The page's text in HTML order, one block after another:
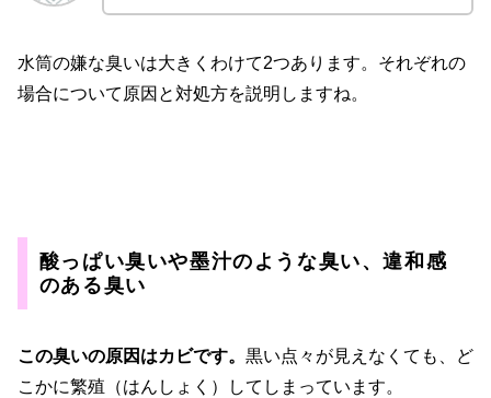
水筒の嫌な臭いは大きくわけて2つあります。それぞれの
場合について原因と対処方を説明しますね。
酸っぱい臭いや墨汁のような臭い、違和感
のある臭い
この臭いの原因はカビです。 黒い点々が見えなくても、ど
こかに繁殖（はんしょく）してしまっています。